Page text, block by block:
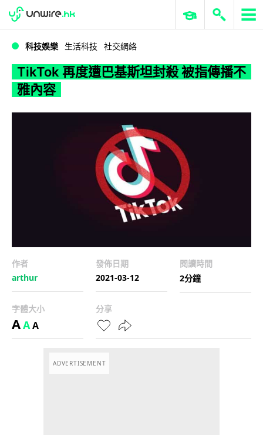
WWDC 2026 ERP 與商業 AI
科技娛樂 生活科技 社交網絡
TikTok 再度遭巴基斯坦封殺 被指傳播不
雅內容
作者
arthur
發佈日期
2021-03-12
閱讀時間
2分鐘
字體大小
AAA
分享
ADVERTISEMENT